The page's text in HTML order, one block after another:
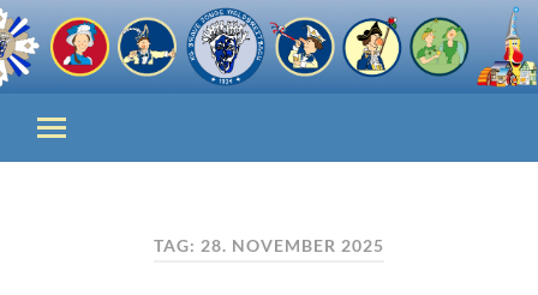
TAG: 28. NOVEMBER 2025